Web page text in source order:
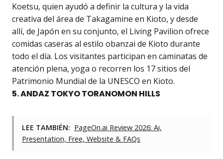
Koetsu, quien ayudó a definir la cultura y la vida
creativa del área de Takagamine en Kioto, y desde
allí, de Japón en su conjunto, el Living Pavilion ofrece
comidas caseras al estilo obanzai de Kioto durante
todo el día. Los visitantes participan en caminatas de
atención plena, yoga o recorren los 17 sitios del
Patrimonio Mundial de la UNESCO en Kioto.
5. ANDAZ TOKYO TORANOMON HILLS
LEE TAMBIÉN: PageOn.ai Review 2026: Ai,
Presentation, Free, Website & FAQs